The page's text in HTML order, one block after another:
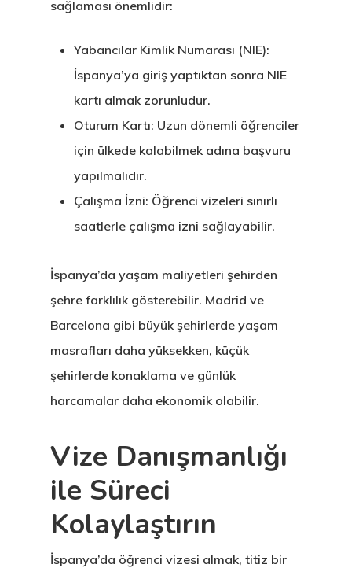
sağlaması önemlidir:
Yabancılar Kimlik Numarası (NIE):
İspanya’ya giriş yaptıktan sonra NIE
kartı almak zorunludur.
Oturum Kartı: Uzun dönemli öğrenciler
için ülkede kalabilmek adına başvuru
yapılmalıdır.
Çalışma İzni: Öğrenci vizeleri sınırlı
saatlerle çalışma izni sağlayabilir.
İspanya’da yaşam maliyetleri şehirden
şehre farklılık gösterebilir. Madrid ve
Barcelona gibi büyük şehirlerde yaşam
masrafları daha yüksekken, küçük
şehirlerde konaklama ve günlük
harcamalar daha ekonomik olabilir.
Vize Danışmanlığı
ile Süreci
Kolaylaştırın
İspanya’da öğrenci vizesi almak, titiz bir
EU Temporary
Residence
– Startup Visa
Programs
Vize Programı
GDPR
İletişim
İngiltere
& Start-Up
Letonya
Vize Programı
Veri Politikası